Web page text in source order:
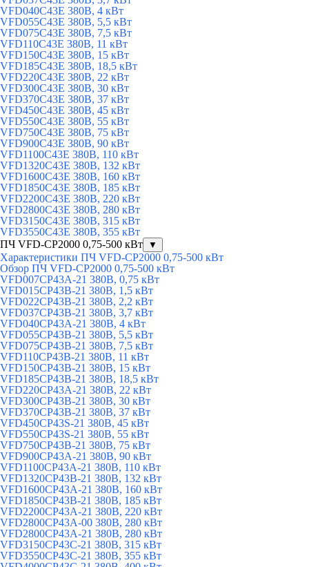
VFD040C43E 380В, 4 кВт
VFD055C43E 380В, 5,5 кВт
VFD075C43E 380В, 7,5 кВт
VFD110C43E 380В, 11 кВт
VFD150C43E 380В, 15 кВт
VFD185C43E 380В, 18,5 кВт
VFD220C43E 380В, 22 кВт
VFD300C43E 380В, 30 кВт
VFD370C43E 380В, 37 кВт
VFD450C43E 380В, 45 кВт
VFD550C43E 380В, 55 кВт
VFD750C43E 380В, 75 кВт
VFD900C43E 380В, 90 кВт
VFD1100C43E 380В, 110 кВт
VFD1320C43E 380В, 132 кВт
VFD1600C43E 380В, 160 кВт
VFD1850C43E 380В, 185 кВт
VFD2200C43E 380В, 220 кВт
VFD2800C43E 380В, 280 кВт
VFD3150C43E 380В, 315 кВт
VFD3550C43E 380В, 355 кВт
ПЧ VFD-CP2000 0,75-500 кВт
▼
Характеристики ПЧ VFD-CP2000 0,75-500 кВт
Обзор ПЧ VFD-CP2000 0,75-500 кВт
VFD007CP43A-21 380В, 0,75 кВт
VFD015CP43B-21 380В, 1,5 кВт
VFD022CP43B-21 380В, 2,2 кВт
VFD037CP43B-21 380В, 3,7 кВт
VFD040CP43A-21 380В, 4 кВт
VFD055CP43B-21 380В, 5,5 кВт
VFD075CP43B-21 380В, 7,5 кВт
VFD110CP43B-21 380В, 11 кВт
VFD150CP43B-21 380В, 15 кВт
VFD185CP43B-21 380В, 18,5 кВт
VFD220CP43A-21 380В, 22 кВт
VFD300CP43B-21 380В, 30 кВт
VFD370CP43B-21 380В, 37 кВт
VFD450CP43S-21 380В, 45 кВт
VFD550CP43S-21 380В, 55 кВт
VFD750CP43B-21 380В, 75 кВт
VFD900CP43A-21 380В, 90 кВт
VFD1100CP43A-21 380В, 110 кВт
VFD1320CP43B-21 380В, 132 кВт
VFD1600CP43A-21 380В, 160 кВт
VFD1850CP43B-21 380В, 185 кВт
VFD2200CP43A-21 380В, 220 кВт
VFD2800CP43A-00 380В, 280 кВт
VFD2800CP43A-21 380В, 280 кВт
VFD3150CP43C-21 380В, 315 кВт
VFD3550CP43C-21 380В, 355 кВт